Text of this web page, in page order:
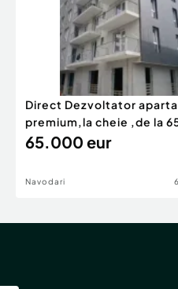
Direct Dezvoltator
premium,la cheie ,de la
eur
65.000 eur
Navodari